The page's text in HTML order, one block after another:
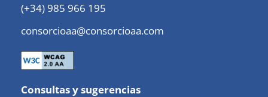
(+34) 985 966 195
consorcioaa@consorcioaa.com
Consultas y sugerencias